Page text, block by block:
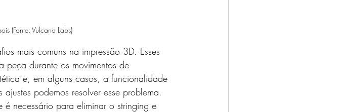
(Fonte: Vulcano Labs)
mais comuns na impressão 3D. Esses
peça durante os movimentos de
e, em alguns casos, a funcionalidade
podemos resolver esse problema.
necessário para eliminar o stringing e